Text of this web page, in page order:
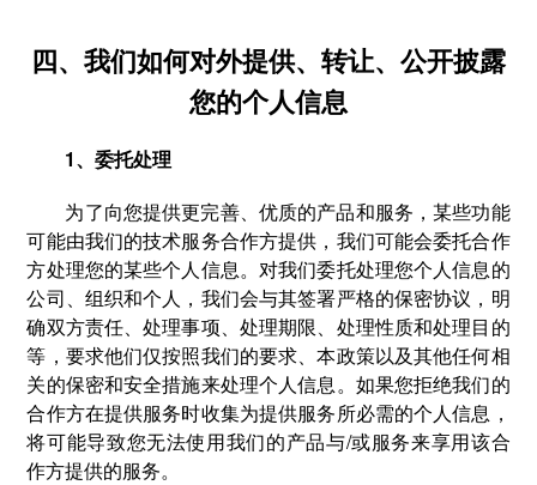
四、我们如何对外提供、转让、公开披露
您的个人信息
1、委托处理
为了向您提供更完善、优质的产品和服务，某些功能
可能由我们的技术服务合作方提供，我们可能会委托合作
方处理您的某些个人信息。对我们委托处理您个人信息的
公司、组织和个人，我们会与其签署严格的保密协议，明
确双方责任、处理事项、处理期限、处理性质和处理目的
等，要求他们仅按照我们的要求、本政策以及其他任何相
关的保密和安全措施来处理个人信息。如果您拒绝我们的
合作方在提供服务时收集为提供服务所必需的个人信息，
将可能导致您无法使用我们的产品与/或服务来享用该合
作方提供的服务。